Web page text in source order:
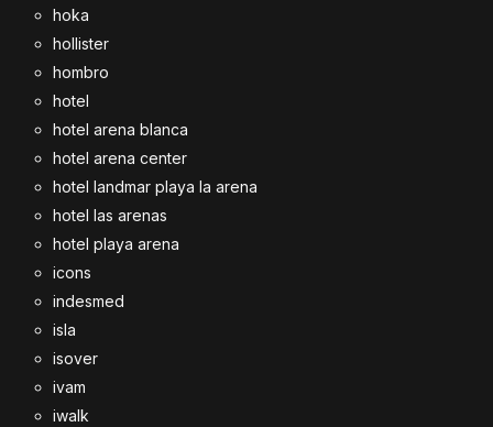
hoka
hollister
hombro
hotel
hotel arena blanca
hotel arena center
hotel landmar playa la arena
hotel las arenas
hotel playa arena
icons
indesmed
isla
isover
ivam
iwalk